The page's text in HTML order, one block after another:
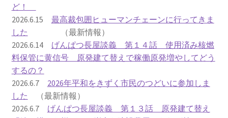
2017.3.12 第6回原発ゼロへのカウントダウンinかわさ
き 集会
2018.3.11 第７回原発ゼロへのカウントダウンinかわ
さき集会
2019.3.10 第8回 原発ゼロへのカウントダウンinかわ
さき 集会
ど！
2026.6.15 最高裁包囲ヒューマンチェーンに行ってきま
した （最新情報）
2026.6.14 げんぱつ長屋談義 第１４話 使用済み核燃
料保管に黄信号 原発建て替えで稼働原発増やしてどう
するの？
2026.6.7 2026年平和をきずく市民のつどいに参加しま
した （最新情報）
2026.6.7 げんぱつ長屋談義 第１３話 原発建て替え